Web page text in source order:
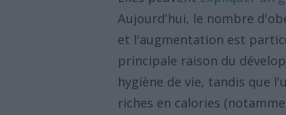
Aujourd'hui, le nombre
et l'augmentation est
principale raison du
hygiène de vie, tandis que
riches en calories